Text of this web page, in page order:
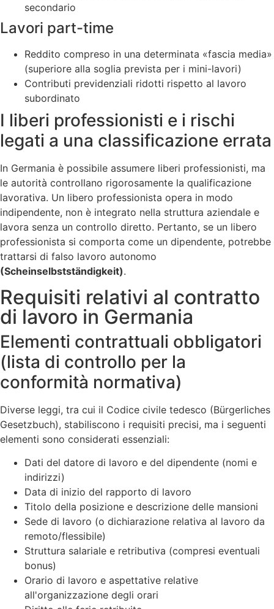
secondario
Lavori part-time
Reddito compreso in una determinata «fascia media»
(superiore alla soglia prevista per i mini-lavori)
Contributi previdenziali ridotti rispetto al lavoro
subordinato
I liberi professionisti e i rischi
legati a una classificazione errata
In Germania è possibile assumere liberi professionisti, ma
le autorità controllano rigorosamente la qualificazione
lavorativa. Un libero professionista opera in modo
indipendente, non è integrato nella struttura aziendale e
lavora senza un controllo diretto. Pertanto, se un libero
professionista si comporta come un dipendente, potrebbe
trattarsi di falso lavoro autonomo
(Scheinselbstständigkeit).
Requisiti relativi al contratto
di lavoro in Germania
Elementi contrattuali obbligatori
(lista di controllo per la
conformità normativa)
Diverse leggi, tra cui il Codice civile tedesco (Bürgerliches
Gesetzbuch), stabiliscono i requisiti precisi, ma i seguenti
elementi sono considerati essenziali:
Dati del datore di lavoro e del dipendente (nomi e
indirizzi)
Data di inizio del rapporto di lavoro
Titolo della posizione e descrizione delle mansioni
Sede di lavoro (o dichiarazione relativa al lavoro da
remoto/flessibile)
Struttura salariale e retributiva (compresi eventuali
bonus)
Orario di lavoro e aspettative relative
all'organizzazione degli orari